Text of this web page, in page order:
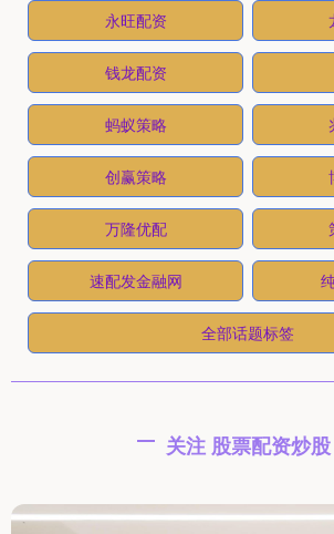
永旺配资
钱龙配资
蚂蚁策略
创赢策略
万隆优配
速配发金融网
全部话题标签
关注 股票配资炒股